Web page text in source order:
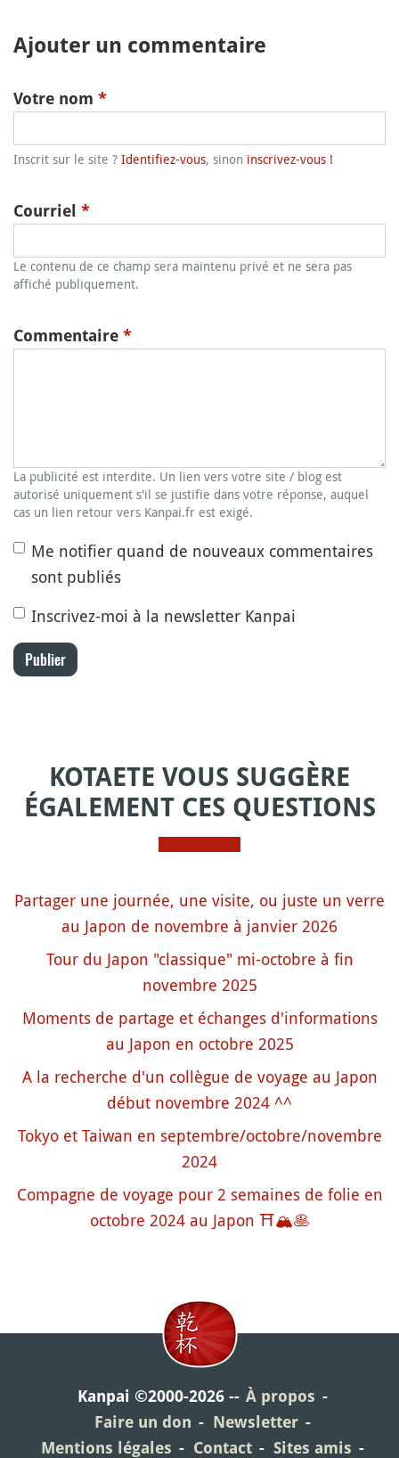
Ajouter un commentaire
Votre nom *
Inscrit sur le site ? Identifiez-vous, sinon inscrivez-vous !
Courriel *
Le contenu de ce champ sera maintenu privé et ne sera pas
affiché publiquement.
Commentaire *
La publicité est interdite. Un lien vers votre site / blog est
autorisé uniquement s'il se justifie dans votre réponse, auquel
cas un lien retour vers Kanpai.fr est exigé.
Me notifier quand de nouveaux commentaires
sont publiés
Inscrivez-moi à la newsletter Kanpai
Publier
KOTAETE VOUS SUGGÈRE
ÉGALEMENT CES QUESTIONS
Partager une journée, une visite, ou juste un verre
au Japon de novembre à janvier 2026
Tour du Japon "classique" mi-octobre à fin
novembre 2025
Moments de partage et échanges d'informations
au Japon en octobre 2025
A la recherche d'un collègue de voyage au Japon
début novembre 2024 ^^
Tokyo et Taiwan en septembre/octobre/novembre
2024
Compagne de voyage pour 2 semaines de folie en
octobre 2024 au Japon ⛩️🏔️🥞
Kanpai ©2000-2026
À propos
Faire un don
Newsletter
Mentions légales
Contact Sites amis